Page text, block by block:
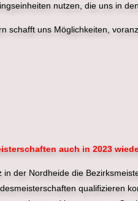
nutzen, die uns in
schafft uns Möglichkeiten,
auch in 2023
der Nordheide die
qualifizieren